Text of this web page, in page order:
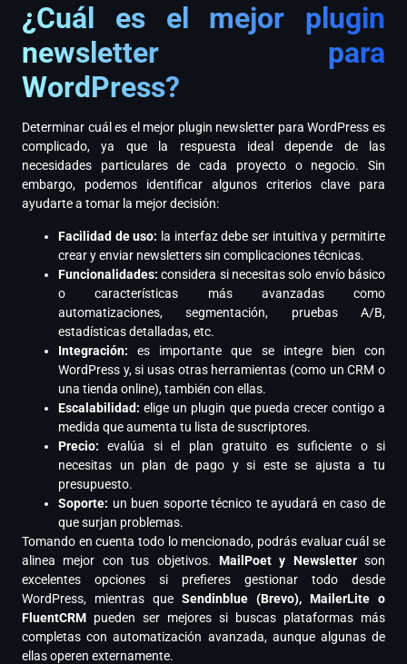
¿Cuál es el mejor plugin
newsletter para
WordPress?
Determinar cuál es el mejor plugin newsletter para WordPress es
complicado, ya que la respuesta ideal depende de las
necesidades particulares de cada proyecto o negocio. Sin
embargo, podemos identificar algunos criterios clave para
ayudarte a tomar la mejor decisión:
Facilidad de uso: la interfaz debe ser intuitiva y permitirte
crear y enviar newsletters sin complicaciones técnicas.
Funcionalidades: considera si necesitas solo envío básico
o características más avanzadas como
automatizaciones, segmentación, pruebas A/B,
estadísticas detalladas, etc.
Integración: es importante que se integre bien con
WordPress y, si usas otras herramientas (como un CRM o
una tienda online), también con ellas.
Escalabilidad: elige un plugin que pueda crecer contigo a
medida que aumenta tu lista de suscriptores.
Precio: evalúa si el plan gratuito es suficiente o si
necesitas un plan de pago y si este se ajusta a tu
presupuesto.
Soporte: un buen soporte técnico te ayudará en caso de
que surjan problemas.
Tomando en cuenta todo lo mencionado, podrás evaluar cuál se
alinea mejor con tus objetivos. MailPoet y Newsletterson
excelentes opciones si prefieres gestionar todo desde
WordPress, mientras que Sendinblue (Brevo), MailerLite o
FluentCRM pueden ser mejores si buscas plataformas más
completas con automatización avanzada, aunque algunas de
ellas operen externamente.